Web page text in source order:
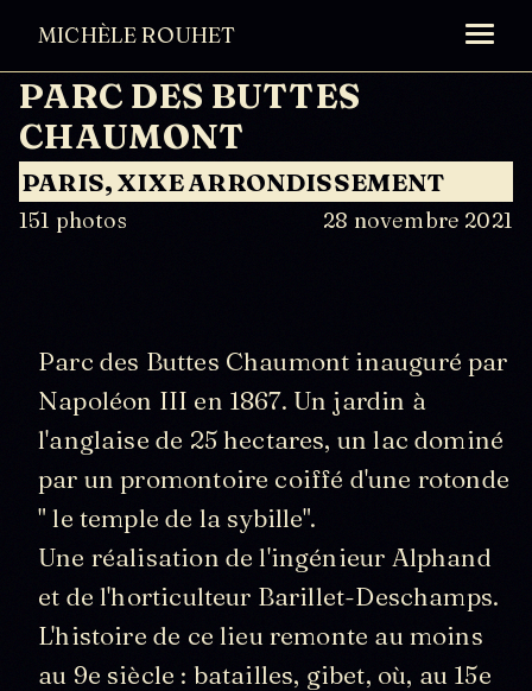
MICHÈLEROUHET
PARC DES BUTTES
CHAUMONT
PARIS, XIXE ARRONDISSEMENT
151 photos 28 novembre 2021
Parc des Buttes Chaumont inauguré par
Napoléon III en 1867. Un jardin à
l'anglaise de 25 hectares, un lac dominé
par un promontoire coiffé d'une rotonde
" le temple de la sybille".
Une réalisation de l'ingénieur Alphand
et de l'horticulteur Barillet-Deschamps.
L'histoire de ce lieu remonte au moins
au 9e siècle : batailles, gibet, où, au 15e